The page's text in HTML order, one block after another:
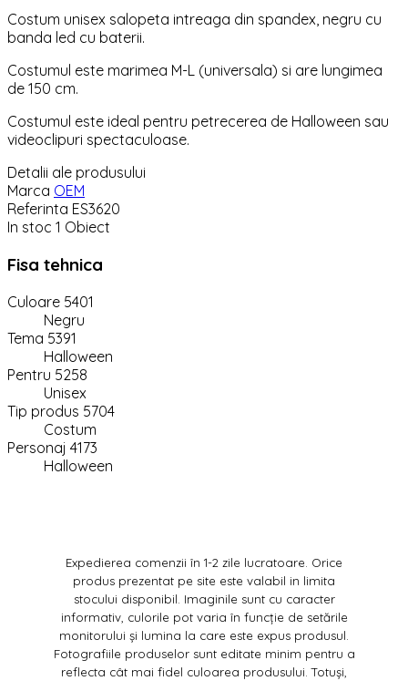
Costum unisex salopeta intreaga din spandex, negru cu
banda led cu baterii.
Costumul este marimea M-L (universala) si are lungimea
de 150 cm.
Costumul este ideal pentru petrecerea de Halloween sau
videoclipuri spectaculoase.
Detalii ale produsului
Marca OEM
Referinta ES3620
In stoc 1 Obiect
Fisa tehnica
Culoare 5401
Negru
Tema 5391
Halloween
Pentru 5258
Unisex
Tip produs 5704
Costum
Personaj 4173
Halloween
Expedierea comenzii în 1-2 zile lucratoare. Orice
produs prezentat pe site este valabil in limita
stocului disponibil. Imaginile sunt cu caracter
informativ, culorile pot varia în funcție de setările
monitorului și lumina la care este expus produsul.
Fotografiile produselor sunt editate minim pentru a
reflecta cât mai fidel culoarea produsului. Totuși,